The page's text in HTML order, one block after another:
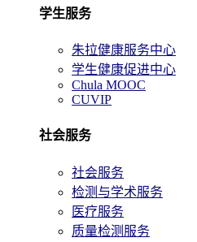
学生服务
朱拉健康服务中心
学生健康促进中心
Chula MOOC
CUVIP
社会服务
社会服务
检测与学术服务
医疗服务
质量检测服务